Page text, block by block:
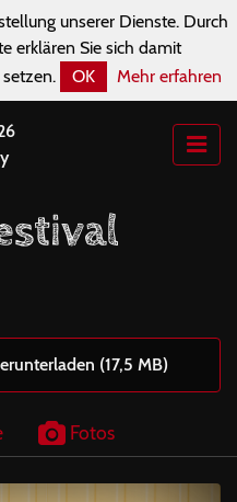
unserer Dienste. Durch
erklären Sie sich damit
OK Mehr erfahren
(17,5 MB)
Fotos